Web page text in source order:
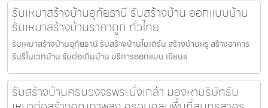
รับเหมาสร้างบ้านอุทัยธานี รับสร้างบ้าน ออกแบบบ้าน
รับเหมาสร้างบ้านราคาถูก ทั่วไทย
รับเหมาสร้างบ้านอุทัยธานี รับสร้างบ้านโมเดิร์น สร้างบ้านหรู สร้างอาคาร
รับรีโนเวทบ้าน รับต่อเติมบ้าน บริการออกแบบ เขียนแ
รับสร้างบ้านครบวงจรพระนั่งเกล้า มองหาบริษัทรับ